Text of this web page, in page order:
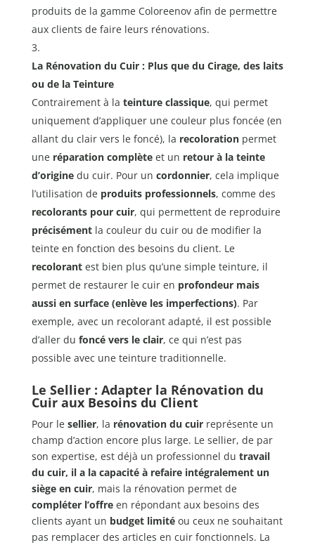
produits de la gamme Coloreenov afin de permettre
aux clients de faire leurs rénovations.
La Rénovation du Cuir : Plus que du Cirage, des laits
ou de la Teinture
Contrairement à la teinture classique, qui permet
uniquement d’appliquer une couleur plus foncée (en
allant du clair vers le foncé), la recolorationpermet
une réparation complèteet un retour à la teinte
d’originedu cuir. Pour un cordonnier, cela implique
l’utilisation de produits professionnels, comme des
recolorants pour cuir, qui permettent de reproduire
précisémentla couleur du cuir ou de modifier la
teinte en fonction des besoins du client. Le
recolorantest bien plus qu’une simple teinture, il
permet de restaurer le cuir en profondeur mais
aussi en surface (enlève les imperfections). Par
exemple, avec un recolorant adapté, il est possible
d’aller du foncé vers le clair, ce qui n’est pas
possible avec une teinture traditionnelle.
Le Sellier : Adapter la Rénovation du
Cuir aux Besoins du Client
Pour le sellier, la rénovation du cuirreprésente un
champ d’action encore plus large. Le sellier, de par
son expertise, est déjà un professionnel du travail
du cuir, il a la capacité à refaire intégralement un
siège en cuir, mais la rénovation permet de
compléter l’offreen répondant aux besoins des
clients ayant un budget limitéou ceux ne souhaitant
pas remplacer des articles en cuir fonctionnels. La